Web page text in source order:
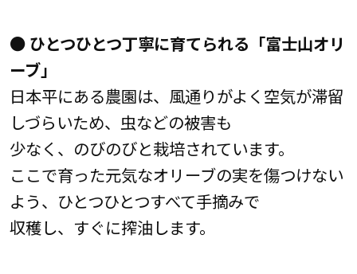
● ひとつひとつ丁寧に育てられる「富士山オリ
ーブ」
日本平にある農園は、風通りがよく空気が滞留
しづらいため、虫などの被害も
少なく、のびのびと栽培されています。
ここで育った元気なオリーブの実を傷つけない
よう、ひとつひとつすべて手摘みで
収穫し、すぐに搾油します。